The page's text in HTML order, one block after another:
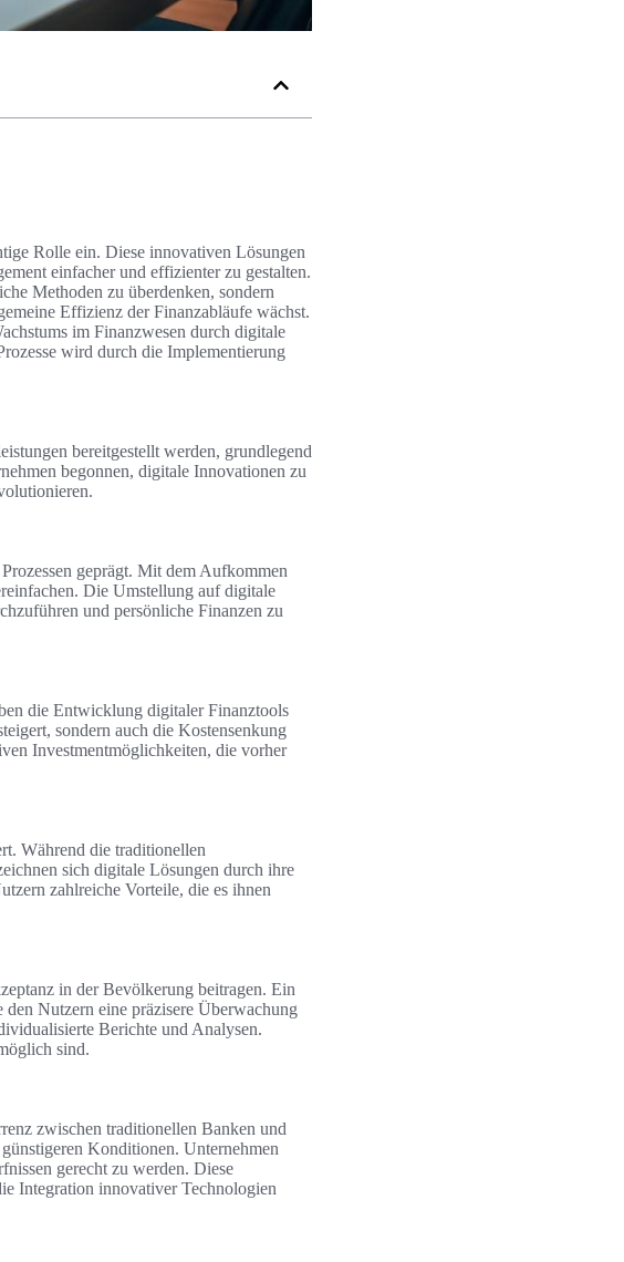
Rolle ein. Diese innovativen Lösungen
einfacher und effizienter zu gestalten.
Methoden zu überdenken, sondern
Effizienz der Finanzabläufe wächst.
im Finanzwesen durch digitale
wird durch die Implementierung
bereitgestellt werden, grundlegend
begonnen, digitale Innovationen zu
geprägt. Mit dem Aufkommen
Die Umstellung auf digitale
und persönliche Finanzen zu
die Entwicklung digitaler Finanztools
sondern auch die Kostensenkung
Investmentmöglichkeiten, die vorher
Während die traditionellen
sich digitale Lösungen durch ihre
zahlreiche Vorteile, die es ihnen
in der Bevölkerung beitragen. Ein
Nutzern eine präzisere Überwachung
Berichte und Analysen.
sind.
zwischen traditionellen Banken und
Konditionen. Unternehmen
gerecht zu werden. Diese
Integration innovativer Technologien